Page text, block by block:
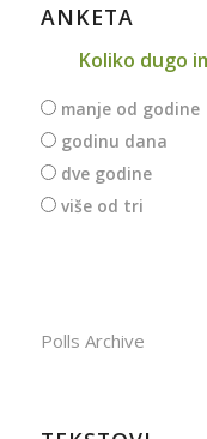
ANKETA
Koliko dugo
manje od godine
godinu dana
dve godine
više od tri
Polls Archive